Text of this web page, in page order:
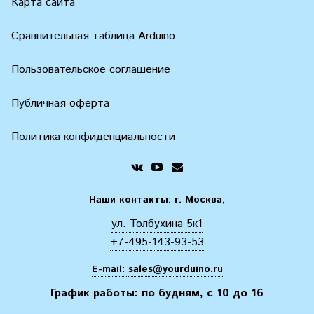
Сравнительная таблица Arduino
Пользовательское соглашение
Публичная оферта
Политика конфиденциальности
Наши контакты: г. Москва,
ул. Толбухина 5к1
+7-495-143-93-53
E-mail: sales@yourduino.ru
График работы: по будням, с 10 до 16